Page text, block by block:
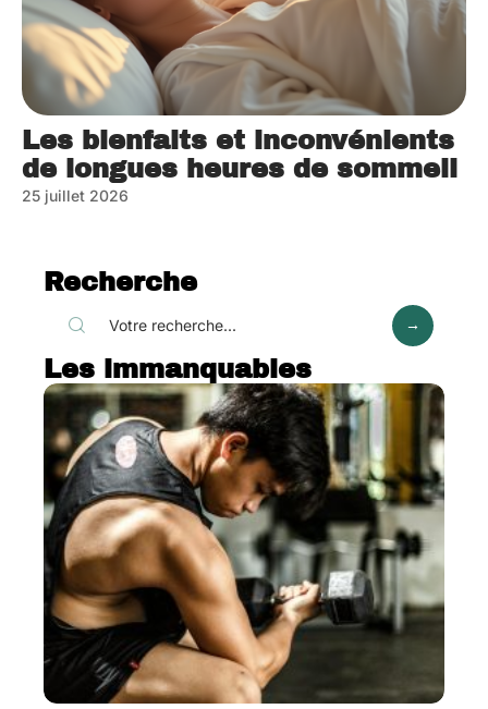
Les bienfaits et inconvénients
de longues heures de sommeil
25 juillet 2026
Recherche
Les immanquables